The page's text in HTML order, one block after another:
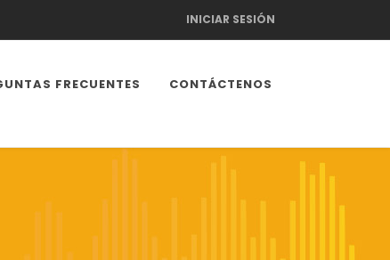
INICIAR SESIÓN
FRECUENTES CONTÁCTENOS